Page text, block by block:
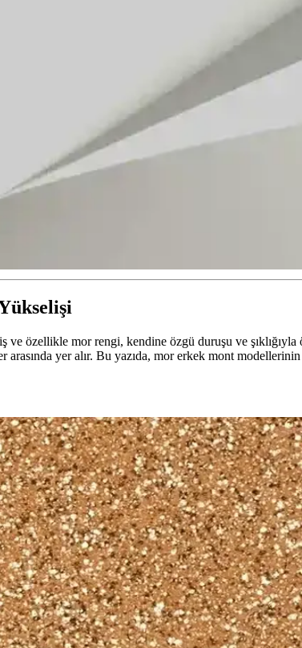
özellikle mor rengi, kendine özgü duruşu ve
yer alır. Bu yazıda, mor erkek mont
Kapsamlı Rehber
hem de konfor sunar. Doğru seçim ve kombinasyonlarla
Modern Kış Giyim Parçası
malzemeleri ve modern tasarımıyla kış aylarında
İçin En İyi Seçenekler
resmi kullanıma uygun, kaliteli ve trend modellerle
2023